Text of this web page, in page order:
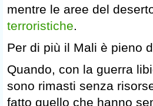
mentre le aree del
terroristiche
Per di più il Mali è pieno
Quando, con la guerra
sono rimasti senza
fatto quello che hanno